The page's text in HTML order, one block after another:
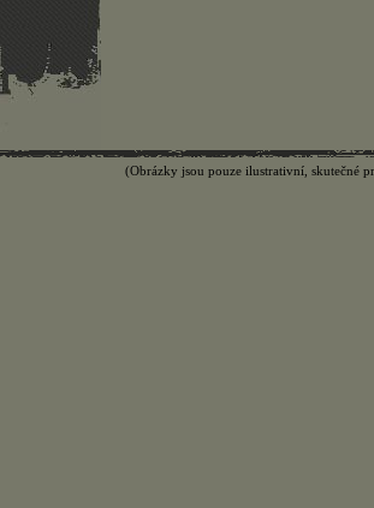
(Obrázky jsou pouze ilustrativní, skutečné